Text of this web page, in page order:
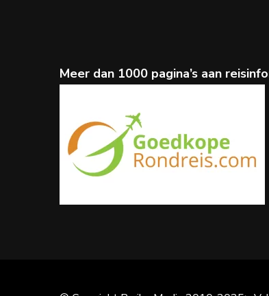
Meer dan 1000 pagina’s aan